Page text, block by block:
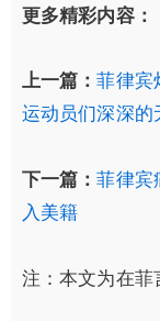
更多精彩内容：
上一篇：菲律宾
运动员们深深的
下一篇：菲律宾
入美籍
注：本文为在菲